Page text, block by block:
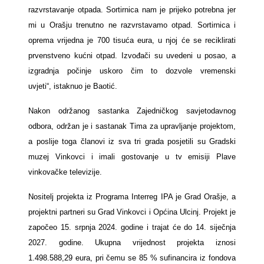
razvrstavanje otpada. Sortirnica nam je prijeko potrebna jer
mi u Orašju trenutno ne razvrstavamo otpad. Sortirnica i
oprema vrijedna je 700 tisuća eura, u njoj će se reciklirati
prvenstveno kućni otpad. Izvođači su uvedeni u posao, a
izgradnja počinje uskoro čim to dozvole vremenski
uvjeti“, istaknuo je Baotić.
Nakon održanog sastanka Zajedničkog savjetodavnog
odbora, održan je i sastanak Tima za upravljanje projektom,
a poslije toga članovi iz sva tri grada posjetili su Gradski
muzej Vinkovci i imali gostovanje u tv emisiji Plave
vinkovačke televizije.
Nositelj projekta iz Programa Interreg IPA je Grad Orašje, a
projektni partneri su Grad Vinkovci i Općina Ulcinj. Projekt je
započeo 15. srpnja 2024. godine i trajat će do 14. siječnja
2027. godine. Ukupna vrijednost projekta iznosi
1.498.588,29 eura, pri čemu se 85 % sufinancira iz fondova